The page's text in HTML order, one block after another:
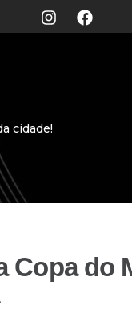
cidade!
Copa do